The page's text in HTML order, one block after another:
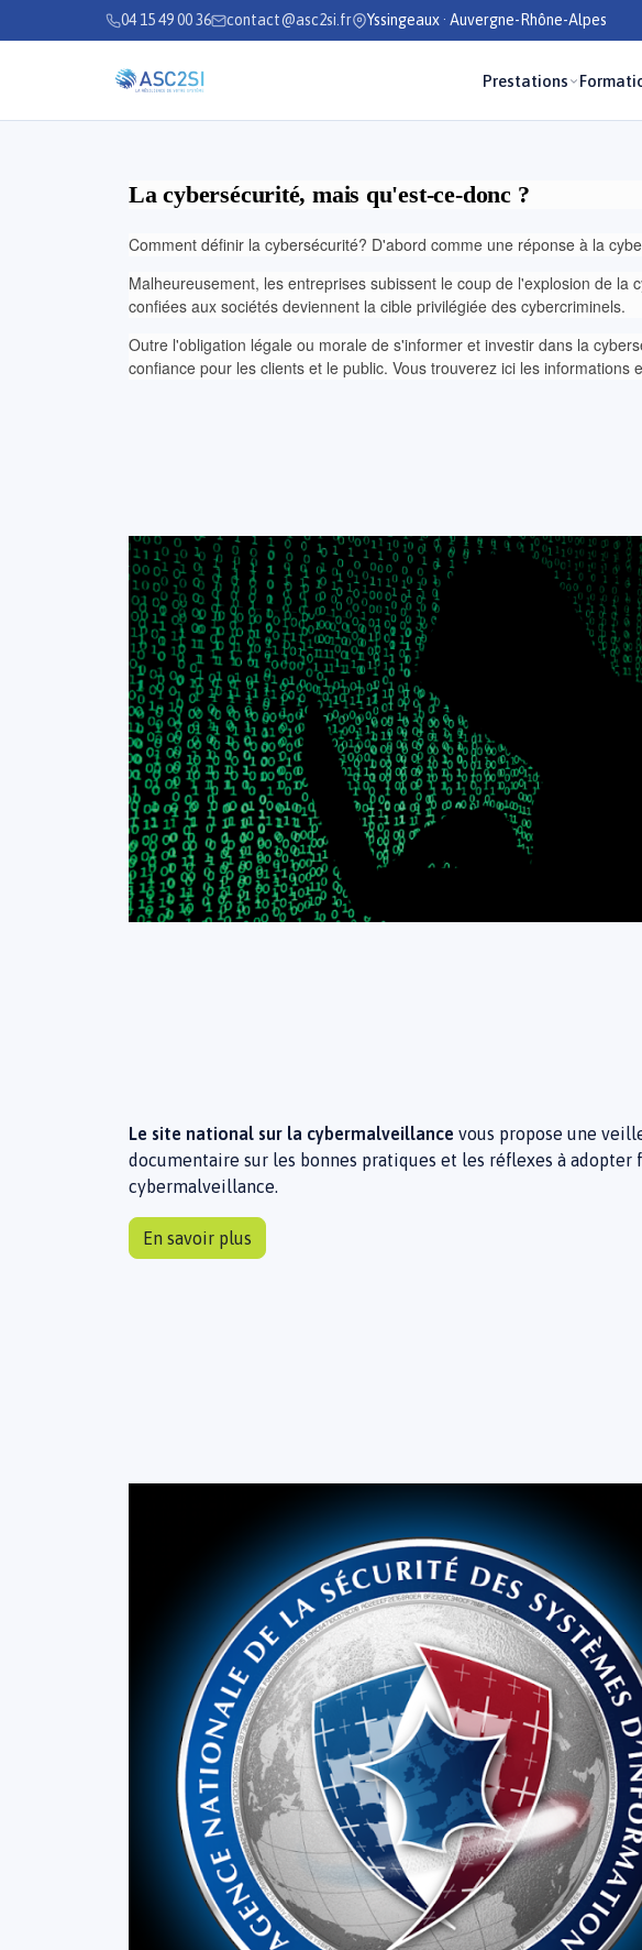
Se rendre au contenu04 15 49 00 36 contact@asc2si.fr Yssingeaux · Auvergne-Rhône-Alpes
Prestations
La cybersécurité, mais qu'est-ce-donc ?
Comment définir la cybersécurité? D'abord comme une réponse à la
Malheureusement, les entreprises subissent le coup de l'explosion de
confiées aux sociétés deviennent la cible privilégiée des cybercriminels.
Outre l'obligation légale ou morale de s'informer et investir dans la
confiance pour les clients et le public. Vous trouverez ici les
Le site national sur la cybermalveillance vous propose une
documentaire sur les bonnes pratiques et les réflexes à adopter
cybermalveillance.
En savoir plus